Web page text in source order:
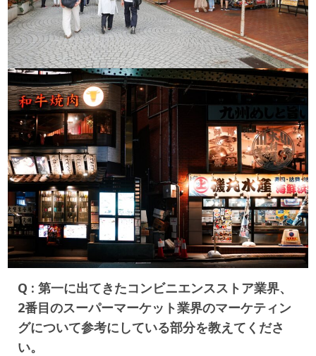
Q : 第一に出てきたコンビニエンスストア業界、
2番目のスーパーマーケット業界のマーケティン
グについて参考にしている部分を教えてくださ
い。